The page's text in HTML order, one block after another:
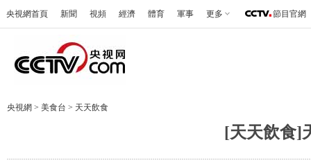
央視網首頁 新聞 視頻 經濟 體育 軍事 更多 節目官網
央視網 > 美食台 > 天天飲食
[天天飲食]